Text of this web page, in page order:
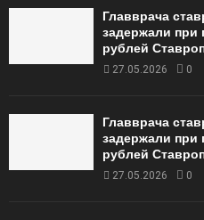
Главврача
задержали при
рублей
27.05.2026 0
Главврача
задержали при
рублей
27.05.2026 0